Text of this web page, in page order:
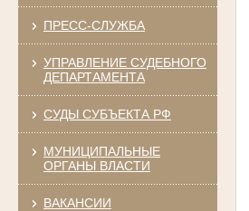
ПРЕСС-СЛУЖБА
УПРАВЛЕНИЕ СУДЕБНОГО
ДЕПАРТАМЕНТА
СУДЫ СУБЪЕКТА РФ
МУНИЦИПАЛЬНЫЕ
ОРГАНЫ ВЛАСТИ
ВАКАНСИИ